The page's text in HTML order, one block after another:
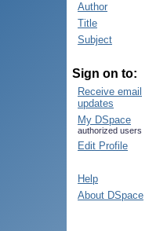
Author
Title
Subject
Sign on to:
Receive email
updates
My DSpace
authorized users
Edit Profile
Help
About DSpace